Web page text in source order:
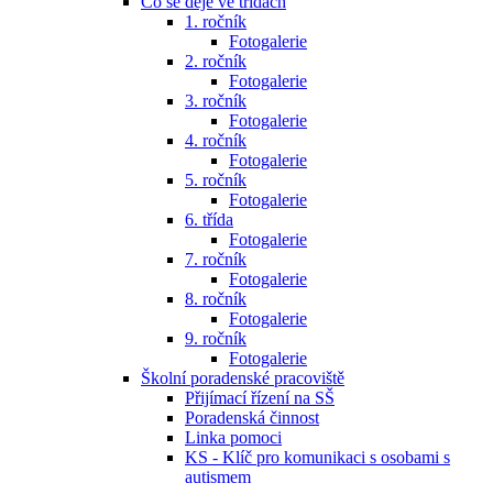
1. ročník
Fotogalerie
2. ročník
Fotogalerie
3. ročník
Fotogalerie
4. ročník
Fotogalerie
5. ročník
Fotogalerie
6. třída
Fotogalerie
7. ročník
Fotogalerie
8. ročník
Fotogalerie
9. ročník
Fotogalerie
Školní poradenské pracoviště
Přijímací řízení na SŠ
Poradenská činnost
Linka pomoci
KS - Klíč pro komunikaci s osobami s
autismem